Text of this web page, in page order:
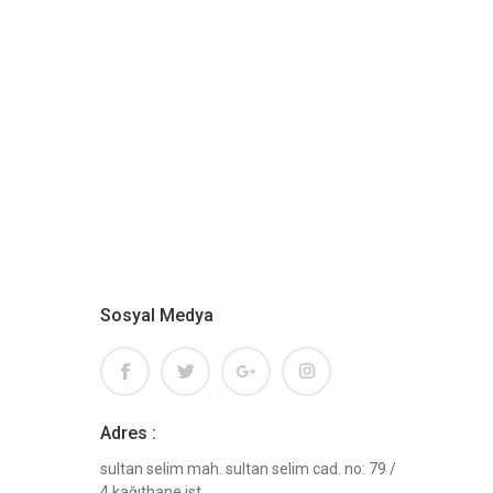
Sosyal Medya
Adres :
sultan selim mah. sultan selim cad. no: 79 /